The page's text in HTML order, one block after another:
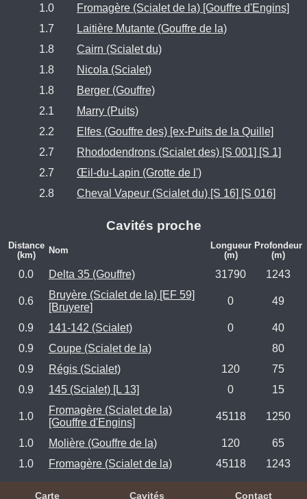
1.0
Fromagère (Scialet de la) [Gouffre d'Engins]
1.7
Laitière Mutante (Gouffre de la)
1.8
Cairn (Scialet du)
1.8
Nicola (Scialet)
1.8
Berger (Gouffre)
2.1
Marry (Puits)
2.2
Elfes (Gouffre des) [ex-Puits de la Quille]
2.7
Rhododendrons (Scialet des) [S 001] [S 1]
2.7
Œil-du-Lapin (Grotte de l')
2.8
Cheval Vapeur (Scialet du) [S 16] [S 016]
Cavités proche
Distance
(km)
Nom
Longueur
(m)
Profondeur
(m)
0.0 Delta 35 (Gouffre) 31790 1243
0.6
Bruyère (Scialet de la) [EF 59]
[Bruyere]
0 49
0.9 141-142 (Scialet) 0
40
0.9
Coupe (Scialet de la)
80
0.9
Régis (Scialet) 120
75
0.9
145 (Scialet) [L 13] 0 15
1.0
Fromagère (Scialet de la)
[Gouffre d'Engins]
45118 1250
1.0 Molière (Gouffre de la) 120
65
1.0
Fromagère (Scialet de la) 45118 1243
Carte Cavités Contact